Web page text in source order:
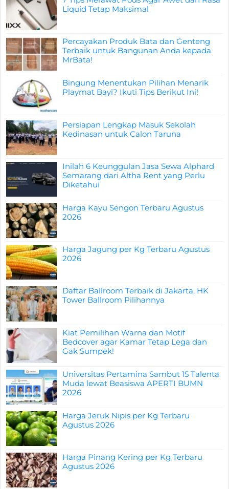
Liquid Tetap Maksimal
Percayakan Produk Bata dan Genteng
Terbaik untuk Bangunan Anda kepada
MrBata!
Bingung Menentukan Pilihan Menarik
Playmat Bayi? Ikuti Tips Berikut Ini!
Persiapan Lengkap Masuk Sekolah
Kedinasan untuk Calon Taruna
Inilah 6 Keunggulan Jasa Sewa Alphard
Semarang dari Altha Rent yang Perlu
Diketahui
Harga Kayu Sengon Terbaru Agustus
2026
Harga Jagung per Kg Terbaru Agustus
2026
Daftar Ballroom Terbaik di Jakarta, HK
Tower Ballroom Pilihannya
Kiat Pemilihan Warna dan Motif
Bedcover agar Kamar Tetap Lega dan
Gak Sumpek!
Universitas Pertamina Sambut 15 Talenta
Muda lewat Beasiswa APERTI BUMN
2026
Harga Jeruk Nipis per Kg Terbaru
Agustus 2026
Harga Pinang Kering per Kg Terbaru
Agustus 2026